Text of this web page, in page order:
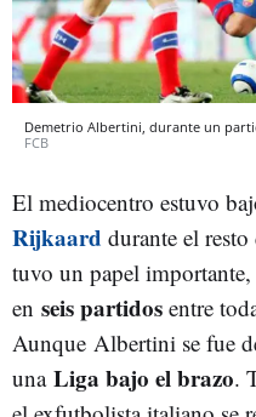
Demetrio Albertini, durante un
FCB
El mediocentro estuvo
Rijkaard durante el
tuvo un papel
en seis partidos entre
Aunque Albertini se fue
una Liga bajo el brazo.